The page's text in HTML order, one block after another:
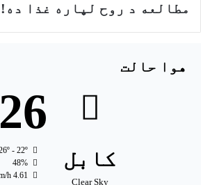
مطالعه د روح لپاره غذا ده!
هوا حالت
کابل
Clear Sky
26
48%
4.61 km/h